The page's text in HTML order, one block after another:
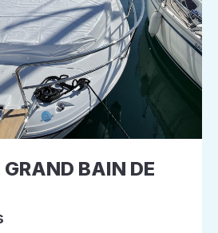
GRAND BAIN DE